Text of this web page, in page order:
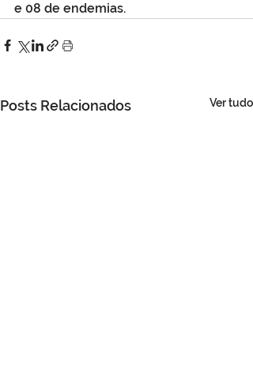
e 08 de endemias.
Posts Relacionados Ver tudo